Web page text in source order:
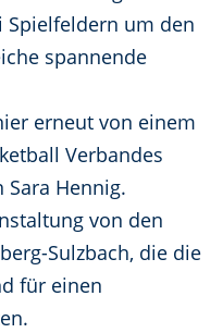
Spielfeldern um den
spannende
erneut von einem
Verbandes
Sara Hennig.
von den
Sulzbach, die die
für einen